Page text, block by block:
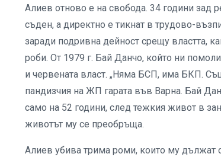
Алиев отново е на свобода. 34 години зад
съден, а директно е тикнат в трудово-
заради подривна дейност срещу властта,
роби. От 1979 г. Бай Данчо, който ни
и червената власт. „Няма БСП, има БКП.
пандизчия на ЖП гарата във Варна. Бай
само на 52 години, след тежкия живот в
животът му се преобръща.
Алиев убива трима роми, които му дължат